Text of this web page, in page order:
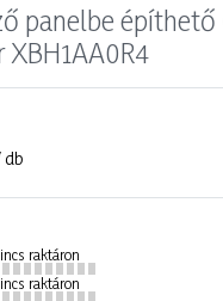
panelbe építhető
XBH1AA0R4
db
raktáron
raktáron